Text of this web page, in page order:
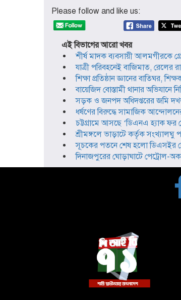
Please follow and like us:
এই বিভাগের আরো খবর
শীর্ষ মাদক ব্যবসায়ী আলমগীরকে
যাত্রী পরিবহনেই বাজিমাত, রেলের
শিক্ষা প্রতিষ্ঠান জ্ঞানের বাতিঘর,
বায়েজিদ বোস্তামী থানার অভিযানে
সড়ক ও জনপদ অধিদপ্তরের জমি
ধর্ষণের বিরুদ্ধে সামাজিক
চট্টগ্রামে আসছে ‘ডিএনএ হ্যাক ফর
শ্রীমঙ্গলে ভাড়াটে কর্তৃক সংখ্যালঘু
সূচকের পতনে শেষ হলো ডিএসইর
দিনাজপুরের ঘোড়াঘাটে পেট্রোল-